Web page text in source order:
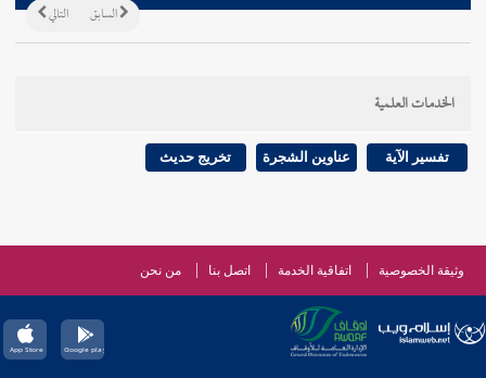
التالي السابق
الخدمات العلمية
تفسير الآية عناوين الشجرة تخريج حديث
وثيقة الخصوصية اتفاقية الخدمة اتصل بنا من نحن